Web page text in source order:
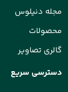
مجله دنیلوس
محصولات
گالری تصاویر
دسترسی سریع